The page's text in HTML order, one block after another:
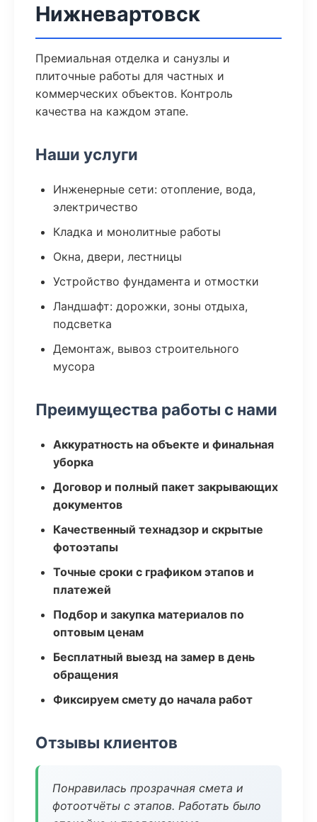
Нижневартовск
Премиальная отделка и санузлы и
плиточные работы для частных и
коммерческих объектов. Контроль
качества на каждом этапе.
Наши услуги
Инженерные сети: отопление, вода,
электричество
Кладка и монолитные работы
Окна, двери, лестницы
Устройство фундамента и отмостки
Ландшафт: дорожки, зоны отдыха,
подсветка
Демонтаж, вывоз строительного
мусора
Преимущества работы с нами
Аккуратность на объекте и финальная
уборка
Договор и полный пакет закрывающих
документов
Качественный технадзор и скрытые
фотоэтапы
Точные сроки с графиком этапов и
платежей
Подбор и закупка материалов по
оптовым ценам
Бесплатный выезд на замер в день
обращения
Фиксируем смету до начала работ
Отзывы клиентов
Понравилась прозрачная смета и
фотоотчёты с этапов. Работать было